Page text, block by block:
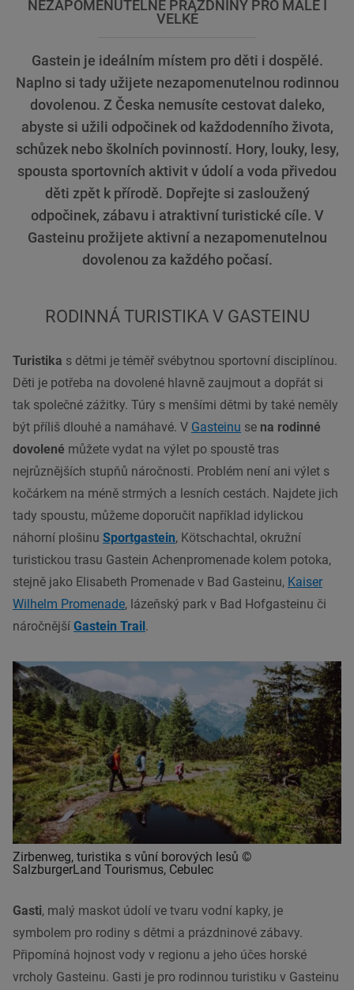
NEZAPOMENUTELNÉ PRÁZDNINY PRO MALÉ I
VELKÉ
Gastein je ideálním místem pro děti i dospělé.
Naplno si tady užijete nezapomenutelnou rodinnou
dovolenou. Z Česka nemusíte cestovat daleko,
abyste si užili odpočinek od každodenního života,
schůzek nebo školních povinností. Hory, louky, lesy,
spousta sportovních aktivit v údolí a voda přivedou
děti zpět k přírodě. Dopřejte si zasloužený
odpočinek, zábavu i atraktivní turistické cíle. V
Gasteinu prožijete aktivní a nezapomenutelnou
dovolenou za každého počasí.
RODINNÁ TURISTIKA V GASTEINU
Turistika s dětmi je téměř svébytnou sportovní disciplínou.
Děti je potřeba na dovolené hlavně zaujmout a dopřát si
tak společné zážitky. Túry s menšími dětmi by také neměly
být příliš dlouhé a namáhavé. V Gasteinu se na rodinné
dovolené můžete vydat na výlet po spoustě tras
nejrůznějších stupňů náročnosti. Problém není ani výlet s
kočárkem na méně strmých a lesních cestách. Najdete jich
tady spoustu, můžeme doporučit například idylickou
náhorní plošinu Sportgastein, Kötschachtal, okružní
turistickou trasu Gastein Achenpromenade kolem potoka,
stejně jako Elisabeth Promenade v Bad Gasteinu, Kaiser
Wilhelm Promenade, lázeňský park v Bad Hofgasteinu či
náročnější Gastein Trail.
Zirbenweg, turistika s vůní borových lesů ©
SalzburgerLand Tourismus, Cebulec
Gasti, malý maskot údolí ve tvaru vodní kapky, je
symbolem pro rodiny s dětmi a prázdninové zábavy.
Připomíná hojnost vody v regionu a jeho účes horské
vrcholy Gasteinu. Gasti je pro rodinnou turistiku v Gasteinu